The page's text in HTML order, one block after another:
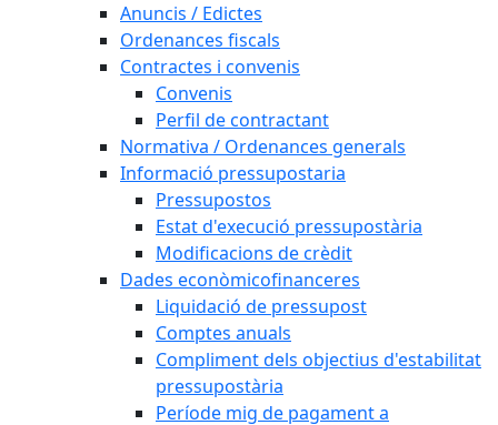
Anuncis / Edictes
Ordenances fiscals
Contractes i convenis
Convenis
Perfil de contractant
Normativa / Ordenances generals
Informació pressupostaria
Pressupostos
Estat d'execució pressupostària
Modificacions de crèdit
Dades econòmicofinanceres
Liquidació de pressupost
Comptes anuals
Compliment dels objectius d'estabilitat
pressupostària
Període mig de pagament a